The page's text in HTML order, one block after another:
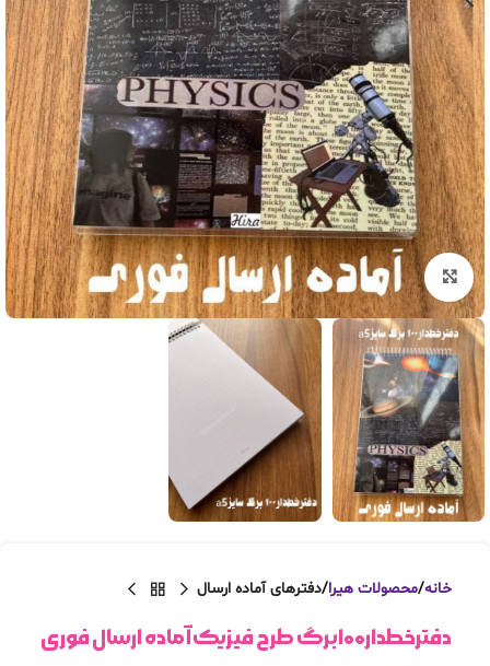
بزرگنمایی تصویر
خانه محصولات هیرا دفترهای آماده ارسال
دفترخطدار۱۰۰برگ طرح فیزیک آماده ارسال فوری